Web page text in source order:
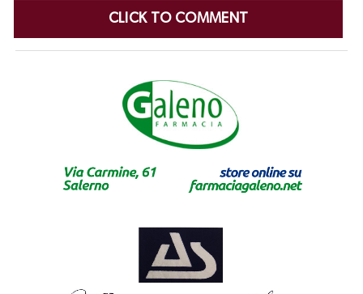
CLICK TO COMMENT